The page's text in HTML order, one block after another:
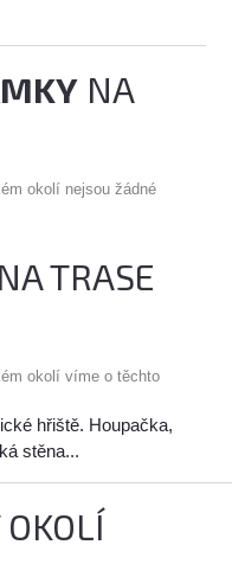
NA
okolí nejsou žádné
NA TRASE
okolí víme o těchto
hřiště. Houpačka,
stěna...
OKOLÍ